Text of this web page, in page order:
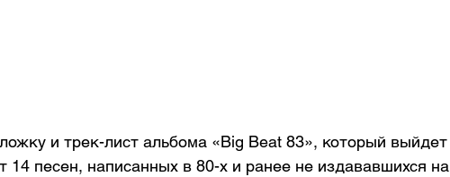
и трек-лист альбома «Big Beat 83», который выйдет
14 песен, написанных в 80-х и ранее не издававшихся на